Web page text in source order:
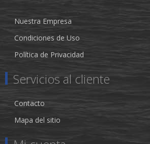
Nuestra Empresa
Condiciones de Uso
Política de Privacidad
Servicios al cliente
Contacto
Mapa del sitio